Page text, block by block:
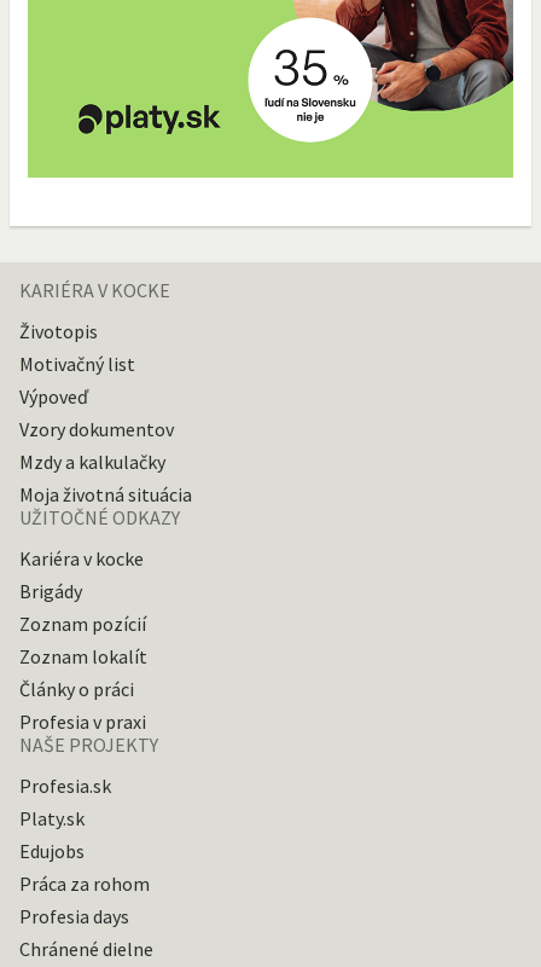
KARIÉRA V KOCKE
Životopis
Motivačný list
Výpoveď
Vzory dokumentov
Mzdy a kalkulačky
Moja životná situácia
UŽITOČNÉ ODKAZY
Kariéra v kocke
Brigády
Zoznam pozícií
Zoznam lokalít
Články o práci
Profesia v praxi
NAŠE PROJEKTY
Profesia.sk
Platy.sk
Edujobs
Práca za rohom
Profesia days
Chránené dielne